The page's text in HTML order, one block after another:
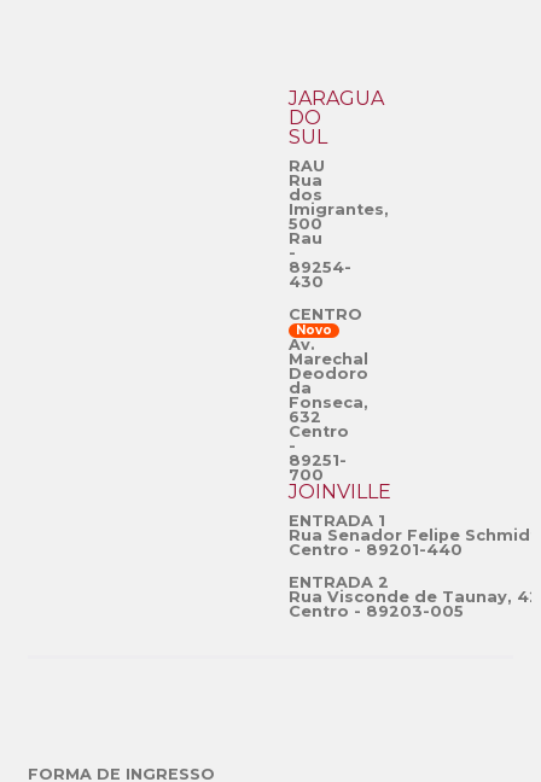
JARAGUÁ
DO
SUL
RAU
Rua
dos
Imigrantes,
500
Rau
-
89254-
430
CENTRO
Novo
Av.
Marechal
Deodoro
da
Fonseca,
632
Centro
-
89251-
700
JOINVILLE
ENTRADA 1
Rua Senador Felipe
Centro - 89201-440
ENTRADA 2
Rua Visconde de Taunay,
Centro - 89203-005
FORMA DE INGRESSO